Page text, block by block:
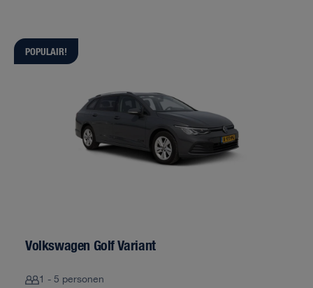
Volkswagen Golf Variant
1 - 5 personen
POPULAIR!